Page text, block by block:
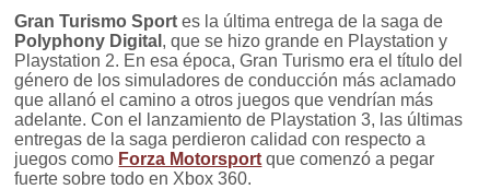
Gran Turismo Sport es la última entrega de la saga de
Polyphony Digital , que se hizo grande en Playstation y
Playstation 2. En esa época, Gran Turismo era el título del
género de los simuladores de conducción más aclamado
que allanó el camino a otros juegos que vendrían más
adelante. Con el lanzamiento de Playstation 3, las últimas
entregas de la saga perdieron calidad con respecto a
juegos como Forza Motorsport que comenzó a pegar
fuerte sobre todo en Xbox 360.